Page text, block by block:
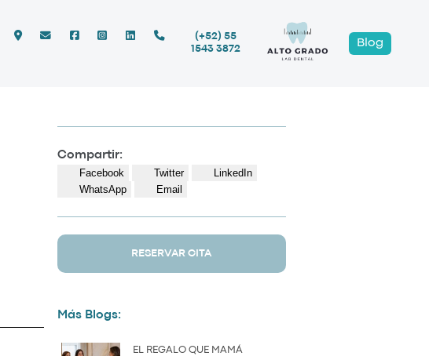
(+52) 55
1543 3872
Blog
Compartir:
Facebook Twitter
LinkedIn
WhatsApp
Email
RESERVAR CITA
Más Blogs:
EL REGALO QUE MAMÁ